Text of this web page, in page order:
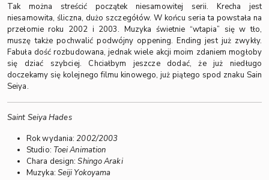
Tak można streścić początek niesamowitej serii. Krecha jest
niesamowita, śliczna, dużo szczegółów. W końcu seria ta powstała na
przełomie roku 2002 i 2003. Muzyka świetnie “wtapia” się w tło,
muszę także pochwalić podwójny oppening. Ending jest już zwykły.
Fabuła dość rozbudowana, jednak wiele akcji moim zdaniem mogłoby
się dziać szybciej. Chciałbym jeszcze dodać, że już niedługo
doczekamy się kolejnego filmu kinowego, już piątego spod znaku Sain
Seiya.
Saint Seiya Hades
Rok wydania:2002/2003
Studio: Toei Animation
Chara design: Shingo Araki
Muzyka: Seiji Yokoyama